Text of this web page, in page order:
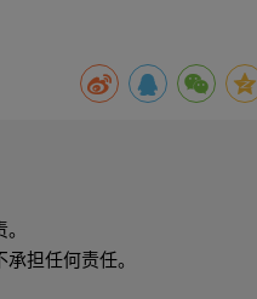
担任何责任。